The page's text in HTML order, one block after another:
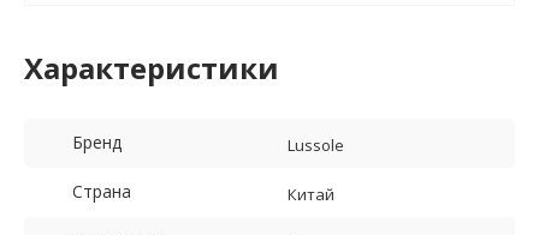
Характеристики
Бренд Lussole
Страна Китай